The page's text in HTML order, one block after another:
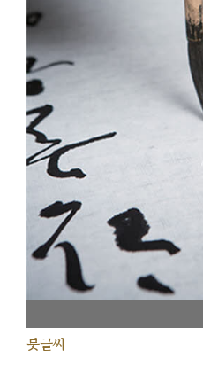
붓글씨